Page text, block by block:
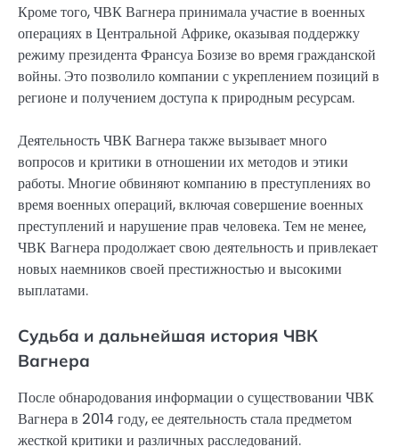
Кроме того, ЧВК Вагнера принимала участие в военных
операциях в Центральной Африке, оказывая поддержку
режиму президента Франсуа Бозизе во время гражданской
войны. Это позволило компании с укреплением позиций в
регионе и получением доступа к природным ресурсам.
Деятельность ЧВК Вагнера также вызывает много
вопросов и критики в отношении их методов и этики
работы. Многие обвиняют компанию в преступлениях во
время военных операций, включая совершение военных
преступлений и нарушение прав человека. Тем не менее,
ЧВК Вагнера продолжает свою деятельность и привлекает
новых наемников своей престижностью и высокими
выплатами.
Судьба и дальнейшая история ЧВК
Вагнера
После обнародования информации о существовании ЧВК
Вагнера в 2014 году, ее деятельность стала предметом
жесткой критики и различных расследований.